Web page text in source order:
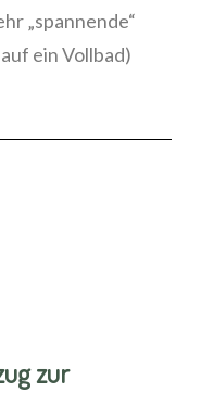
„spannende“
ein Vollbad)
zur